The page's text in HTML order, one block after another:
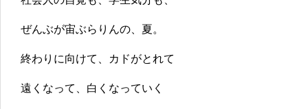
ぜんぶが宙ぶらりんの、夏。
終わりに向けて、カドがとれて
遠くなって、白くなっていく